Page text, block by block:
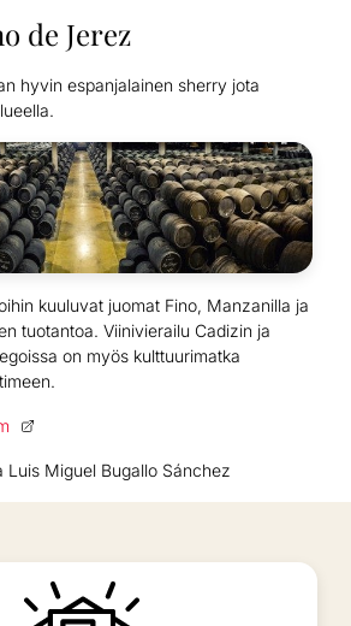
de Jerez
hyvin espanjalainen sherry jota
kuuluvat juomat Fino, Manzanilla ja
tuotantoa. Viinivierailu Cadizin ja
on myös kulttuurimatka
Luis Miguel Bugallo Sánchez